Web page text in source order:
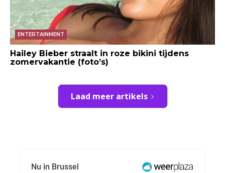
ENTERTAINMENT
Hailey Bieber straalt in roze bikini tijdens
zomervakantie (foto’s)
Laad meer artikels